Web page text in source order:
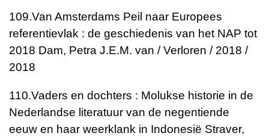
109.Van Amsterdams Peil naar Europees
referentievlak : de geschiedenis van het NAP tot
2018 Dam, Petra J.E.M. van / Verloren / 2018 /
2018
110.Vaders en dochters : Molukse historie in de
Nederlandse literatuur van de negentiende
eeuw en haar weerklank in Indonesië Straver,